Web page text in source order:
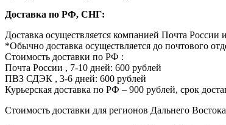
Доставка по РФ, СНГ:
Доставка осуществляется компанией Почта
*Обычно доставка осуществляется до почтового
Стоимость доставки по РФ :
Почта России , 7-10 дней: 600 рублей
ПВЗ СДЭК , 3-6 дней: 600 рублей
Курьерская доставка по РФ – 900 рублей, срок
Стоимость доставки для регионов Дальнего